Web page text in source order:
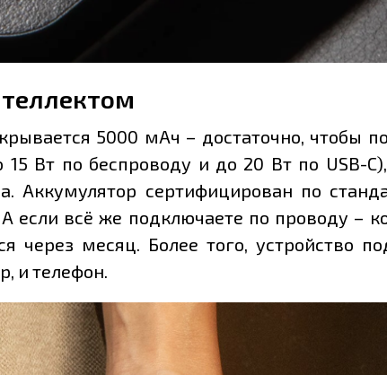
5000 мАч – достаточно, чтобы
15 Вт по беспроводу и до 20 Вт по USB-
Аккумулятор сертифицирован по
А если всё же подключаете по проводу –
через месяц. Более того, устройство
и телефон.